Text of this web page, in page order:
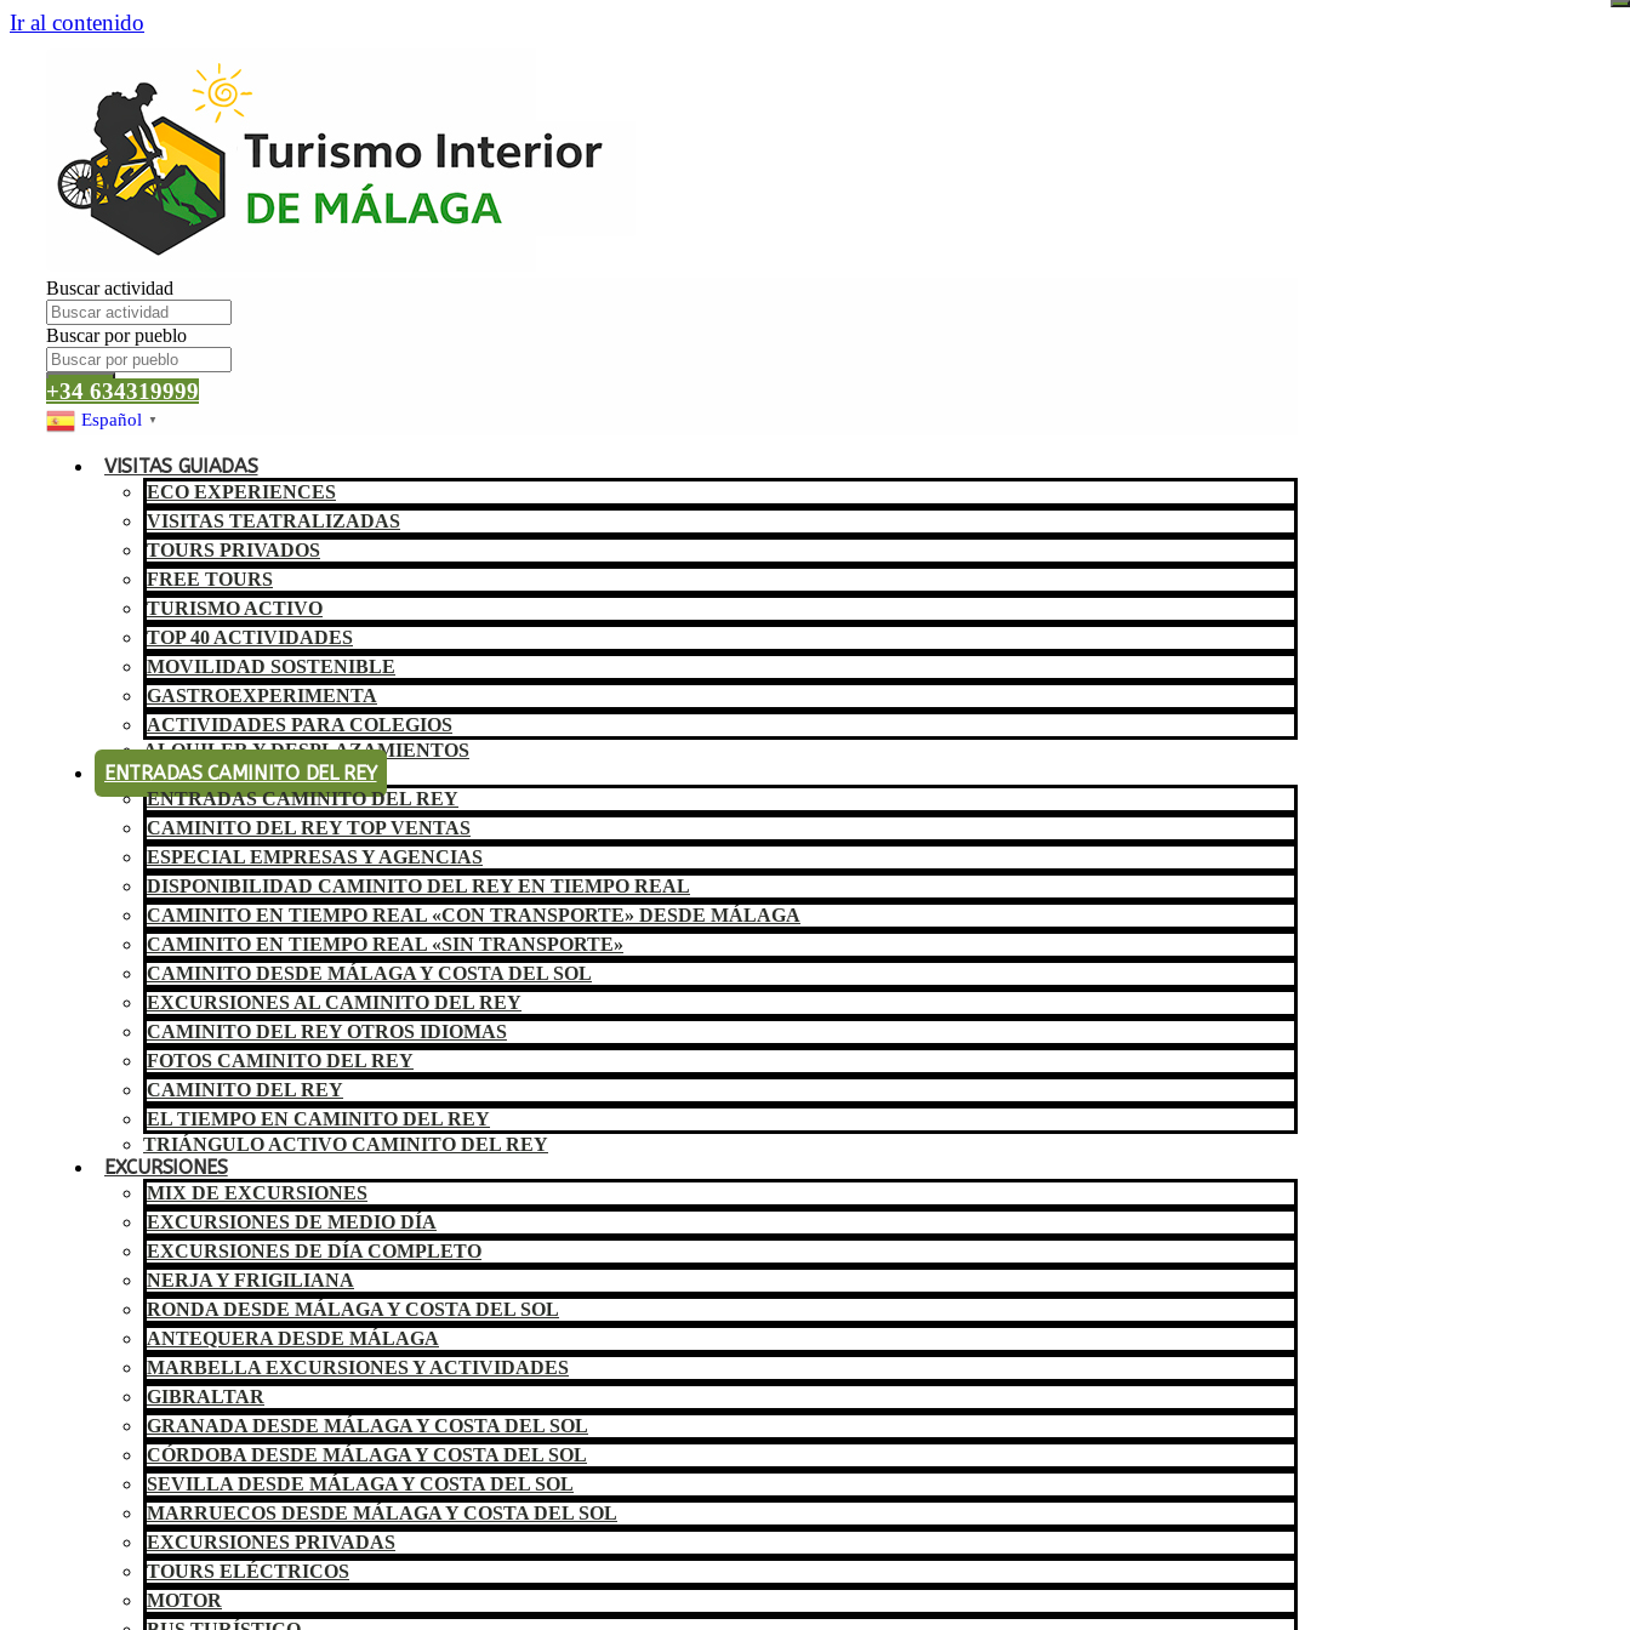
Ir al contenido
Buscar actividad
Buscar por pueblo
Buscar
+34 634319999
Español ▼
VISITAS GUIADAS
ECO EXPERIENCES
VISITAS TEATRALIZADAS
TOURS PRIVADOS
FREE TOURS
TURISMO ACTIVO
TOP 40 ACTIVIDADES
MOVILIDAD SOSTENIBLE
GASTROEXPERIMENTA
ACTIVIDADES PARA COLEGIOS
ALQUILER Y DESPLAZAMIENTOS
ENTRADAS CAMINITO DEL REY
ENTRADAS CAMINITO DEL REY
CAMINITO DEL REY TOP VENTAS
ESPECIAL EMPRESAS Y AGENCIAS
DISPONIBILIDAD CAMINITO DEL REY EN TIEMPO REAL
CAMINITO EN TIEMPO REAL «CON TRANSPORTE» DESDE MÁLAGA
CAMINITO EN TIEMPO REAL «SIN TRANSPORTE»
CAMINITO DESDE MÁLAGA Y COSTA DEL SOL
EXCURSIONES AL CAMINITO DEL REY
CAMINITO DEL REY OTROS IDIOMAS
FOTOS CAMINITO DEL REY
CAMINITO DEL REY
EL TIEMPO EN CAMINITO DEL REY
TRIÁNGULO ACTIVO CAMINITO DEL REY
EXCURSIONES
MIX DE EXCURSIONES
EXCURSIONES DE MEDIO DÍA
EXCURSIONES DE DÍA COMPLETO
NERJA Y FRIGILIANA
RONDA DESDE MÁLAGA Y COSTA DEL SOL
ANTEQUERA DESDE MÁLAGA
MARBELLA EXCURSIONES Y ACTIVIDADES
GIBRALTAR
GRANADA DESDE MÁLAGA Y COSTA DEL SOL
CÓRDOBA DESDE MÁLAGA Y COSTA DEL SOL
SEVILLA DESDE MÁLAGA Y COSTA DEL SOL
MARRUECOS DESDE MÁLAGA Y COSTA DEL SOL
EXCURSIONES PRIVADAS
TOURS ELÉCTRICOS
MOTOR